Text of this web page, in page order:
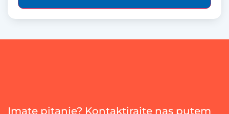
Imate pitanje? Kontaktirajte nas putem